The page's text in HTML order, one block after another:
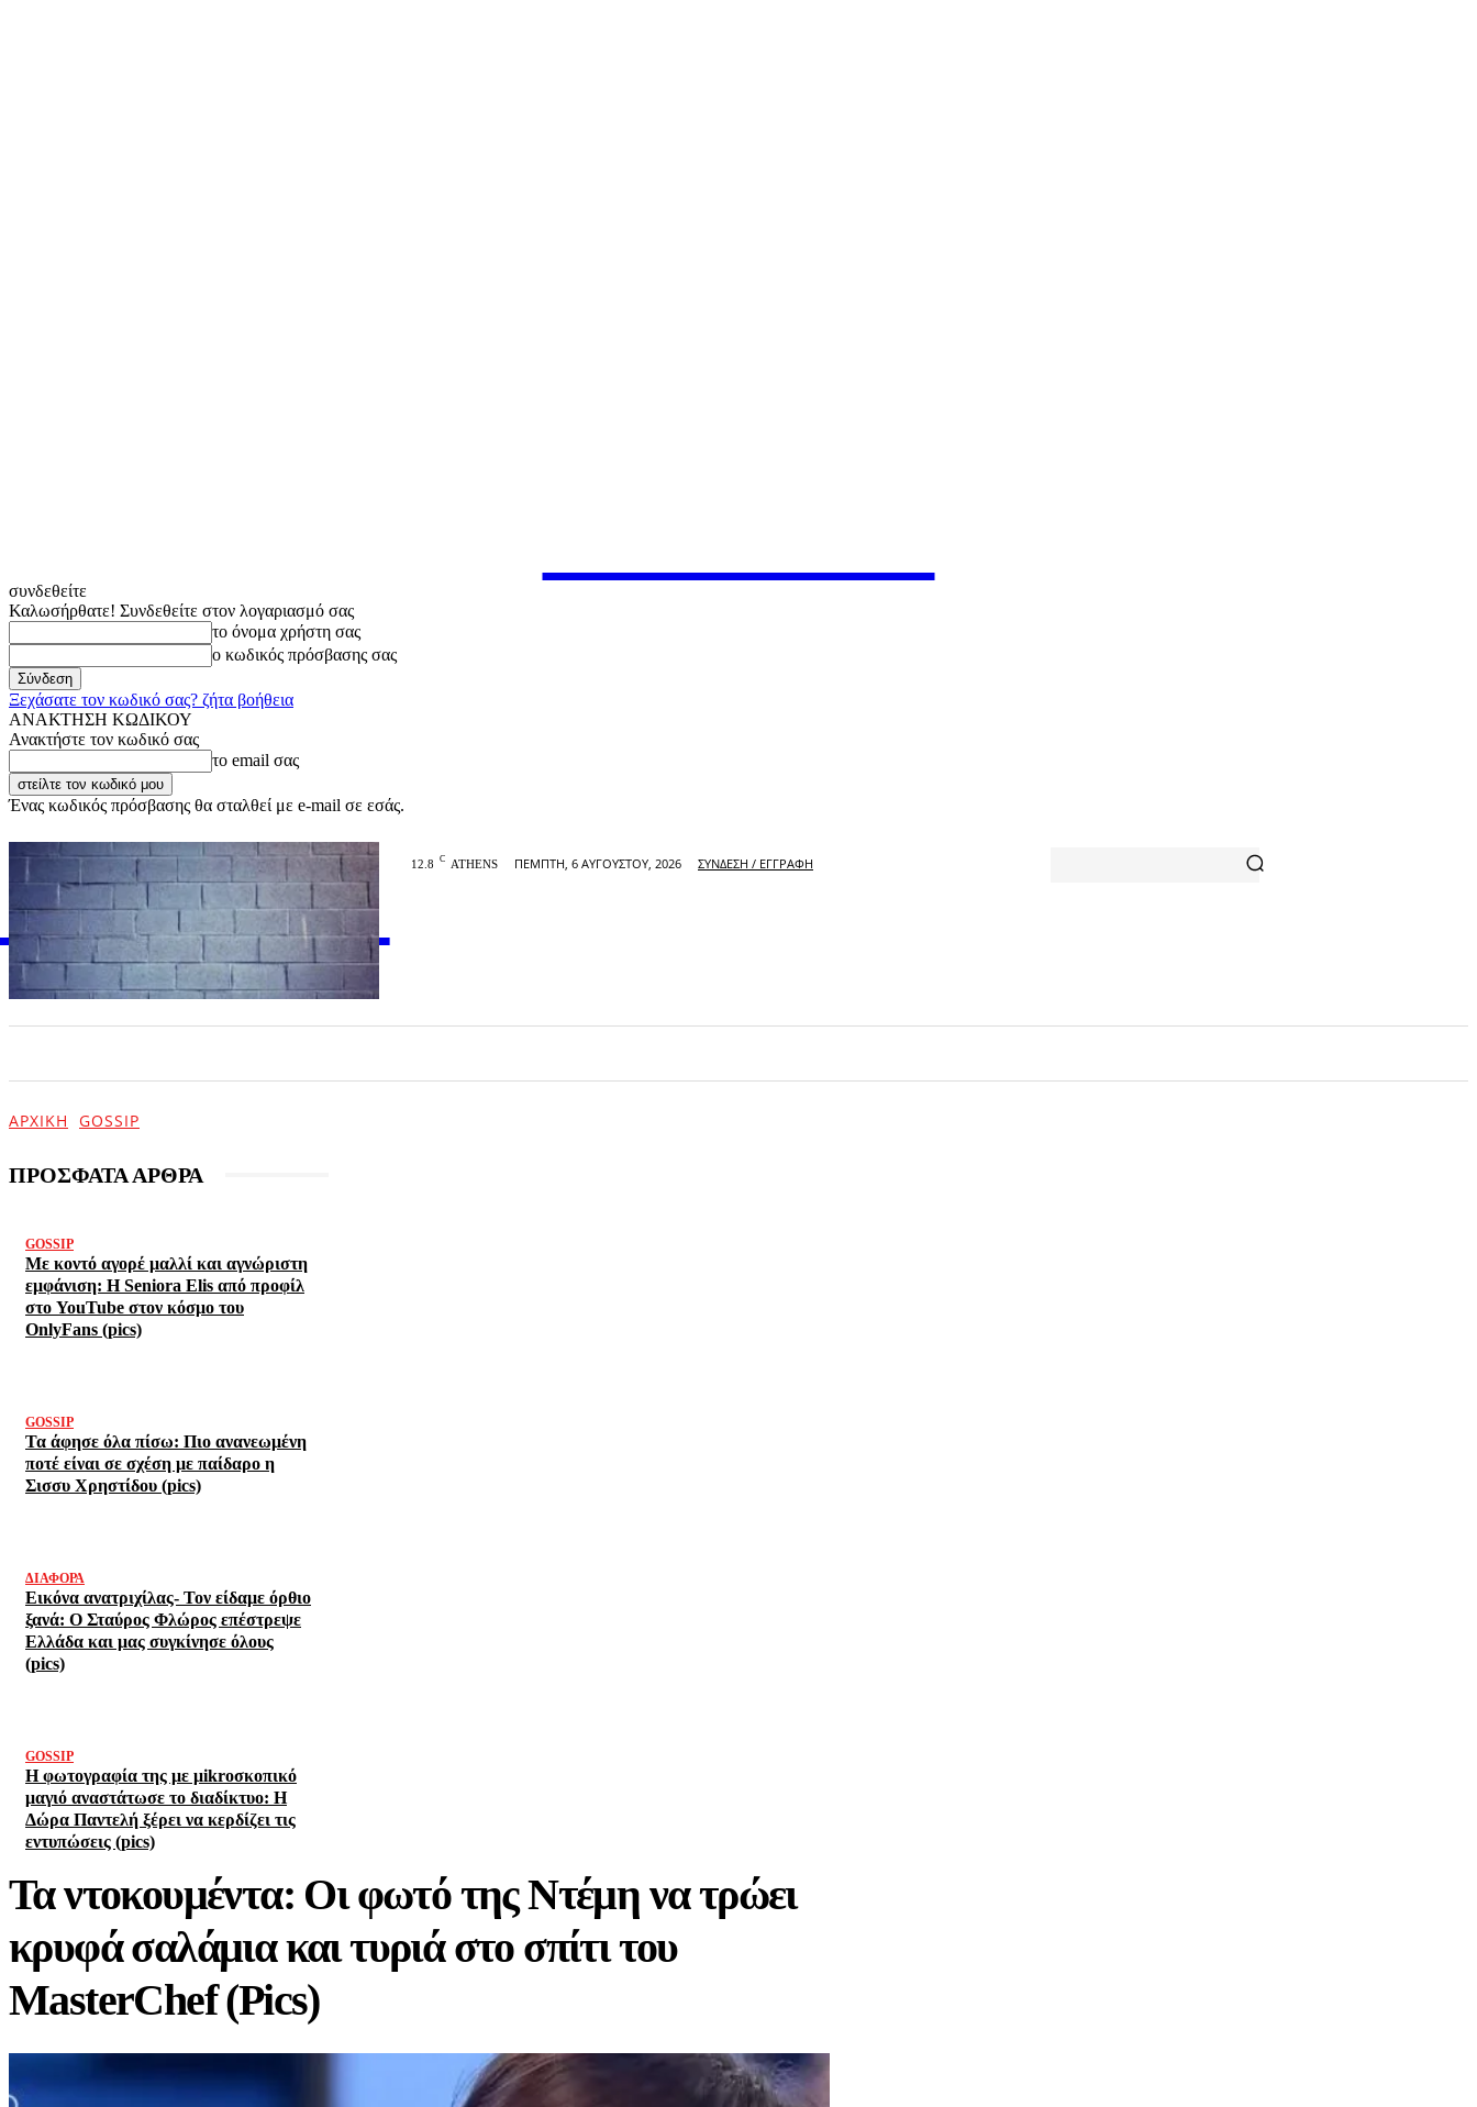
συνδεθείτε
Καλωσήρθατε! Συνδεθείτε στον λογαριασμό σας
το όνομα χρήστη σας
ο κωδικός πρόσβασης σας
Ξεχάσατε τον κωδικό σας? ζήτα βοήθεια
ΑΝΑΚΤΗΣΗ ΚΩΔΙΚΟΥ
Ανακτήστε τον κωδικό σας
το email σας
Ένας κωδικός πρόσβασης θα σταλθεί με e-mail σε εσάς.
OFFICIAL
12.8 C ATHENS ΠΈΜΠΤΗ, 6 ΑΥΓΟΎΣΤΟΥ, 2026 ΣΎΝΔΕΣΗ / ΕΓΓΡΑΦΉ
ΑΡΧΙΚΉ GOSSIP
ΠΡΟΣΦΑΤΑ ΑΡΘΡΑ
GOSSIP
Με κοντό αγορέ μαλλί και αγνώριστη
εμφάνιση: Η Seniora Elis από προφίλ
στο YouTube στον κόσμο του
OnlyFans (pics)
GOSSIP
Τα άφησε όλα πίσω: Πιο ανανεωμένη
ποτέ είναι σε σχέση με παίδαρο η
Σισσυ Χρηστίδου (pics)
ΔΙΆΦΟΡΑ
Εικόνα ανατριχίλας- Τον είδαμε όρθιο
ξανά: Ο Σταύρος Φλώρος επέστρεψε
Ελλάδα και μας συγκίνησε όλους
(pics)
GOSSIP
Η φωτογραφία της με μikroσκοπικό
μαγιό αναστάτωσε το διαδίκτυο: Η
Δώρα Παντελή ξέρει να κερδίζει τις
εντυπώσεις (pics)
Τα ντοκουμέντα: Οι φωτό της Ντέμη να τρώει
κρυφά σαλάμια και τυριά στο σπίτι του
MasterChef (Pics)